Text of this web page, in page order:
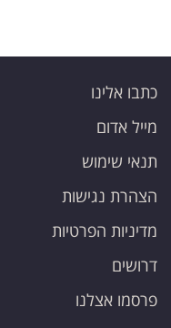
כתבו אלינו
מייל אדום
תנאי שימוש
הצהרת נגישות
מדיניות הפרטיות
דרושים
פרסמו אצלנו